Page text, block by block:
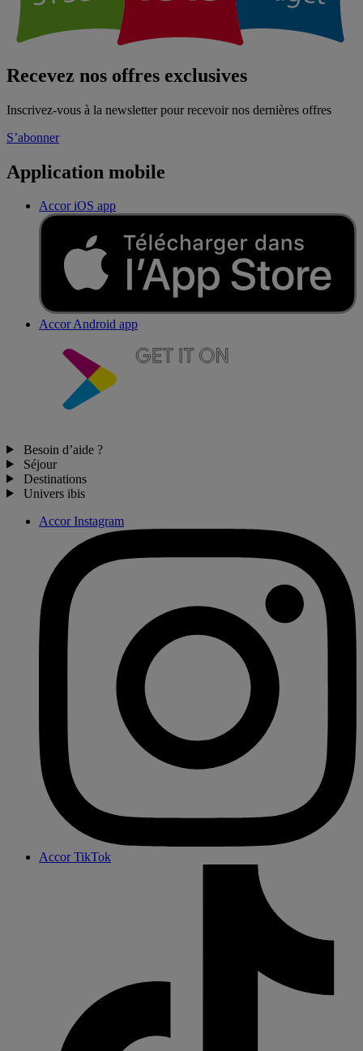
Recevez nos offres exclusives
Inscrivez-vous à la newsletter pour recevoir nos dernières offres
S’abonner
Application mobile
Accor iOS app
Accor Android app
Besoin d’aide ?
Séjour
Destinations
Univers ibis
Accor Instagram
Accor TikTok